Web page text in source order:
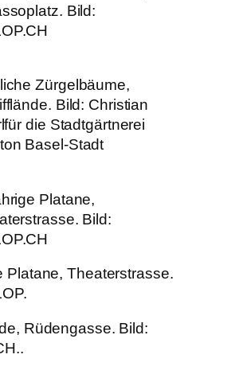
Bild:
Zürgelbäume,
Bild: Christian
die Stadtgärtnerei
Basel-Stadt
Platane,
Bild:
Platane, Theaterstrasse.
Rüdengasse. Bild: